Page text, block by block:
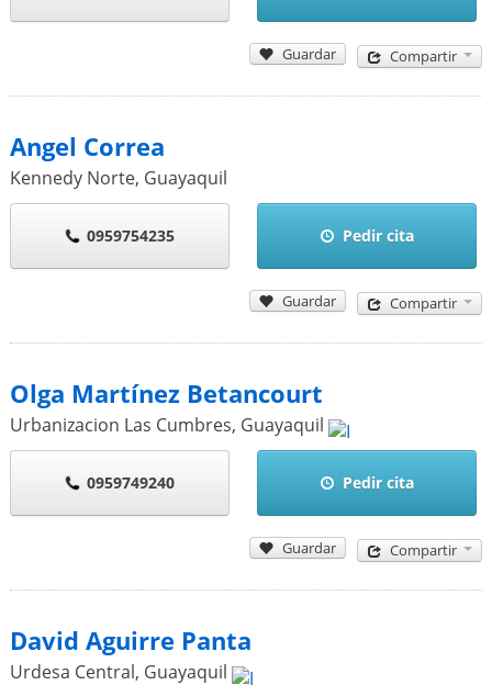
Guardar Compartir
Angel Correa
Kennedy Norte, Guayaquil
0959754235 Pedir cita
Guardar Compartir
Olga Martínez Betancourt
Urbanizacion Las Cumbres, Guayaquil
0959749240 Pedir cita
Guardar Compartir
David Aguirre Panta
Urdesa Central, Guayaquil